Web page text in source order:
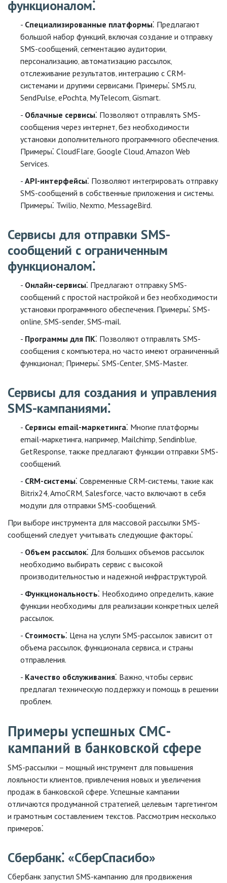
функционалом⁚
Специализированные платформы⁚ Предлагают
большой набор функций‚ включая создание и отправку
SMS-сообщений‚ сегментацию аудитории‚
персонализацию‚ автоматизацию рассылок‚
отслеживание результатов‚ интеграцию с CRM-
системами и другими сервисами. Примеры⁚ SMS.ru‚
SendPulse‚ ePochta‚ MyTelecom‚ Gismart.
Облачные сервисы⁚ Позволяют отправлять SMS-
сообщения через интернет‚ без необходимости
установки дополнительного программного обеспечения.
Примеры⁚ CloudFlare‚ Google Cloud‚ Amazon Web
Services.
API-интерфейсы⁚ Позволяют интегрировать отправку
SMS-сообщений в собственные приложения и системы.
Примеры⁚ Twilio‚ Nexmo‚ MessageBird.
Сервисы для отправки SMS-
сообщений с ограниченным
функционалом⁚
Онлайн-сервисы⁚ Предлагают отправку SMS-
сообщений с простой настройкой и без необходимости
установки программного обеспечения. Примеры⁚ SMS-
online‚ SMS-sender‚ SMS-mail.
Программы для ПК⁚ Позволяют отправлять SMS-
сообщения с компьютера‚ но часто имеют ограниченный
функционал; Примеры⁚ SMS-Center‚ SMS-Master.
Сервисы для создания и управления
SMS-кампаниями⁚
Сервисы email-маркетинга⁚ Многие платформы
email-маркетинга‚ например‚ Mailchimp‚ Sendinblue‚
GetResponse‚ также предлагают функции отправки SMS-
сообщений.
CRM-системы⁚ Современные CRM-системы‚ такие как
Bitrix24‚ AmoCRM‚ Salesforce‚ часто включают в себя
модули для отправки SMS-сообщений.
При выборе инструмента для массовой рассылки SMS-
сообщений следует учитывать следующие факторы⁚
Объем рассылок⁚ Для больших объемов рассылок
необходимо выбирать сервис с высокой
производительностью и надежной инфраструктурой.
Функциональность⁚ Необходимо определить‚ какие
функции необходимы для реализации конкретных целей
рассылок.
Стоимость⁚ Цена на услуги SMS-рассылок зависит от
объема рассылок‚ функционала сервиса‚ и страны
отправления.
Качество обслуживания⁚ Важно‚ чтобы сервис
предлагал техническую поддержку и помощь в решении
проблем.
Примеры успешных СМС-
кампаний в банковской сфере
SMS-рассылки – мощный инструмент для повышения
лояльности клиентов‚ привлечения новых и увеличения
продаж в банковской сфере. Успешные кампании
отличаются продуманной стратегией‚ целевым таргетингом
и грамотным составлением текстов. Рассмотрим несколько
примеров⁚
Сбербанк⁚ «СберСпасибо»
Сбербанк запустил SMS-кампанию для продвижения